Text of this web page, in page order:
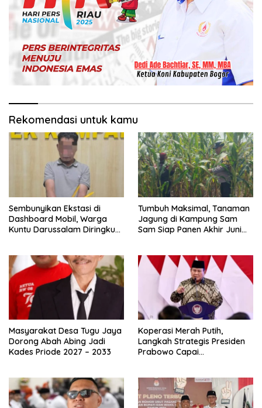
Rekomendasi untuk kamu
Sembunyikan Ekstasi di
Dashboard Mobil, Warga
Kuntu Darussalam Diringkus
Tumbuh Maksimal, Tanaman
Jagung di Kampung Sam
Sam Siap Panen Akhir Juni
Masyarakat Desa Tugu Jaya
Dorong Abah Abing Jadi
Kades Priode 2027 – 2033
Koperasi Merah Putih,
Langkah Strategis Presiden
Prabowo Capai